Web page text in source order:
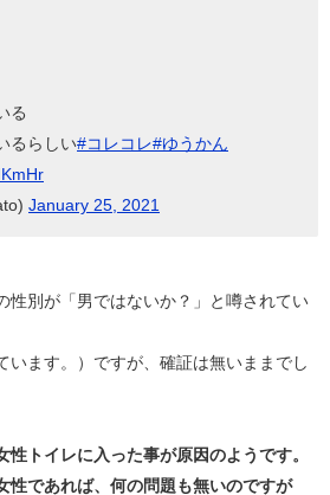
る
るらしい#コレコレ#ゆうかん
January 25, 2021
性別が「男ではないか？」と噂されてい
います。）ですが、確証は無いままでし
性トイレに入った事が原因のようです。
性であれば、何の問題も無いのですが